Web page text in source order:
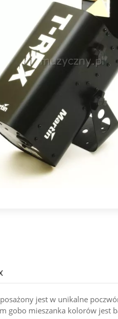
jest w unikalne
gobo mieszanka kolorów jest